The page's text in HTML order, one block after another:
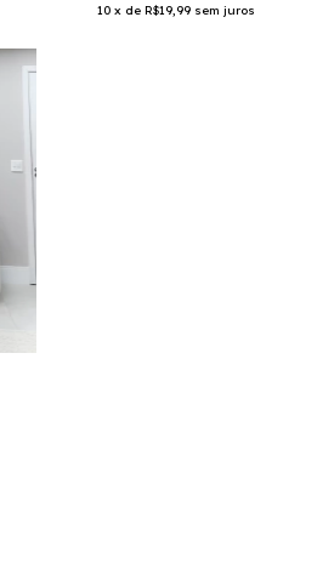
10 x deR$19,99 sem juros